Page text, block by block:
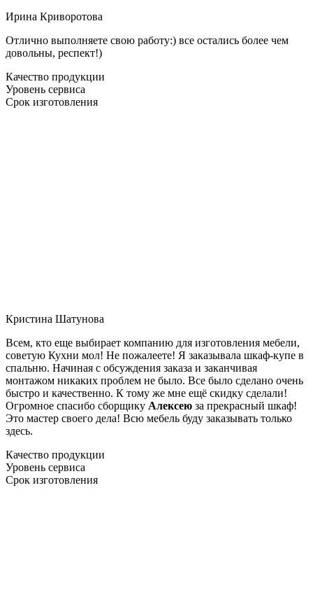
Ирина Криворотова
Отлично выполняете свою работу:) все остались более чем
довольны, респект!)
Качество продукции
Уровень сервиса
Срок изготовления
Кристина Шатунова
Всем, кто еще выбирает компанию для изготовления мебели,
советую Кухни мол! Не пожалеете! Я заказывала шкаф-купе в
спальню. Начиная с обсуждения заказа и заканчивая
монтажом никаких проблем не было. Все было сделано очень
быстро и качественно. К тому же мне ещё скидку сделали!
Огромное спасибо сборщику Алексею за прекрасный шкаф!
Это мастер своего дела! Всю мебель буду заказывать только
здесь.
Качество продукции
Уровень сервиса
Срок изготовления